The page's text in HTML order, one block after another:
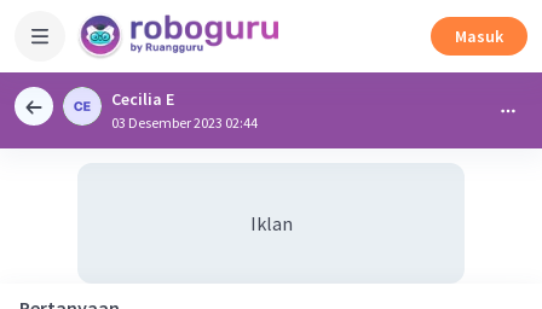
Masuk
Cecilia E
03 Desember 2023 02:44
Iklan